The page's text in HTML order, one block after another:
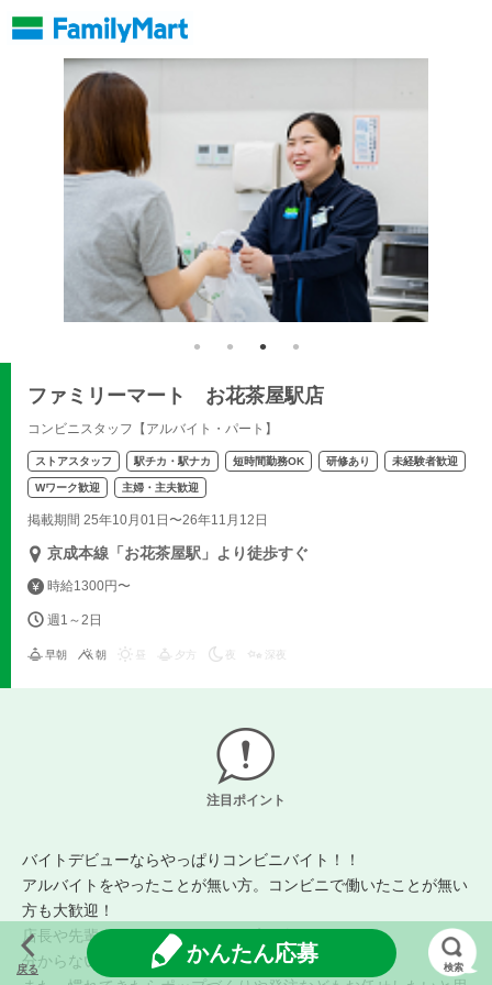
ファミリーマート お花茶屋駅店
コンビニスタッフ【アルバイト・パート】
ストアスタッフ 駅チカ・駅ナカ 短時間勤務OK 研修あり 未経験者歓迎
Wワーク歓迎 主婦・主夫歓迎
掲載期間 25年10月01日〜26年11月12日
京成本線「お花茶屋駅」より徒歩すぐ
時給1300円〜
週1～2日
早朝 朝 夕方 夜 深夜
注目ポイント
バイトデビューならやっぱりコンビニバイト！！
アルバイトをやったことが無い方。コンビニで働いたことが無い
方も大歓迎！
店長や先輩スタッフがイチから丁寧に教えます。
分からないことはどんどん聞いてください。
戻る
かんたん応募
検索